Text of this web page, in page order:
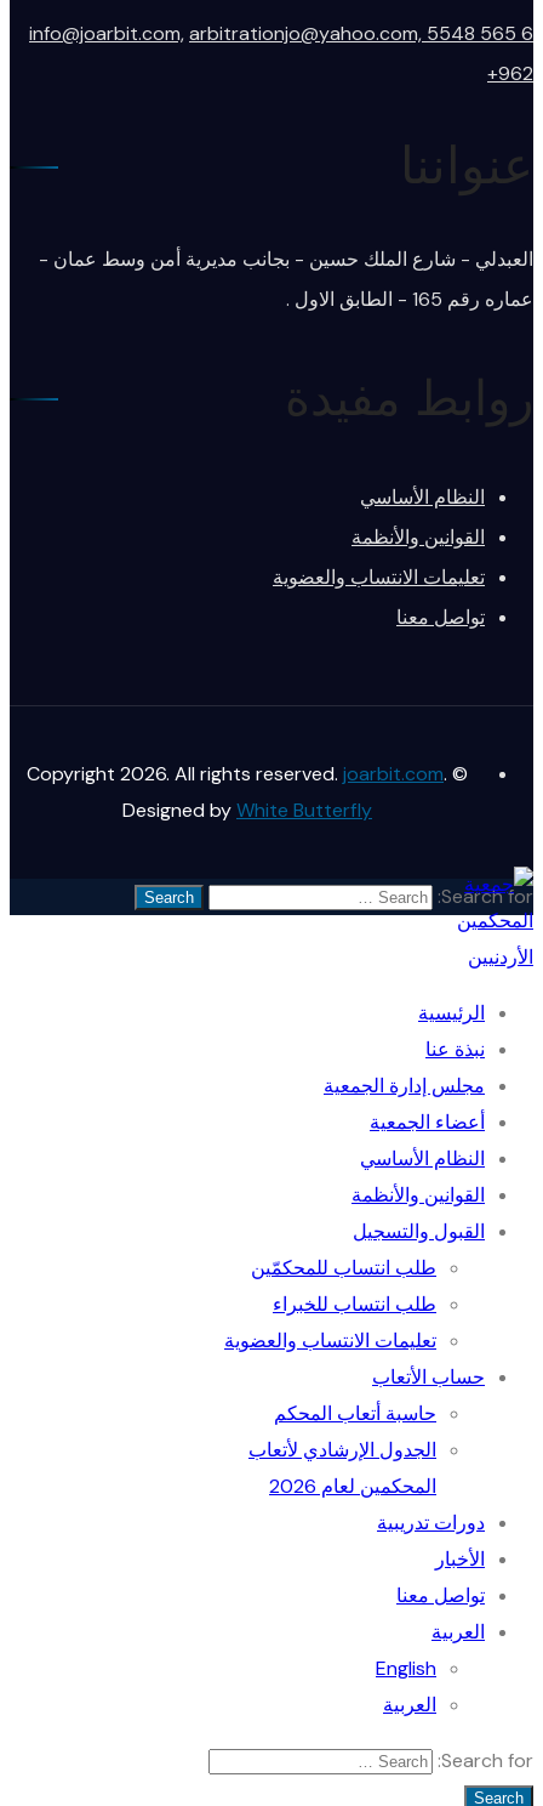
info@joarbit.com, arbitrationjo@yahoo.com, 5548 565 6
962+
عنواننا
العبدلي - شارع الملك حسين - بجانب مديرية أمن وسط عمان -
عماره رقم 165 - الطابق الاول .
روابط مفيدة
النظام الأساسي
القوانين والأنظمة
تعليمات الانتساب والعضوية
تواصل معنا
© Copyright 2026. All rights reserved.
joarbit.com.
Designed byWhite Butterfly
Search for:
الرئيسية
نبذة عنا
مجلس إدارة الجمعية
أعضاء الجمعية
النظام الأساسي
القوانين والأنظمة
القبول والتسجيل
طلب انتساب للمحكمّين
طلب انتساب للخبراء
تعليمات الانتساب والعضوية
حساب الأتعاب
حاسبة أتعاب المحكم
الجدول الإرﺷﺎدي ﻷﺗﻌﺎب
المحكمين لعام 2026
دورات تدريبية
الأخبار
تواصل معنا
العربية
English
العربية
Search for: